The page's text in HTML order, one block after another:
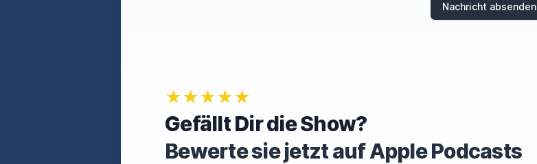
N
S
Nachricht absenden
★★★★★
Gefällt Dir die Show?
Bewerte sie jetzt auf Apple Podcasts